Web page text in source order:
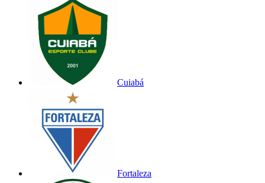
Cuiabá
Fortaleza